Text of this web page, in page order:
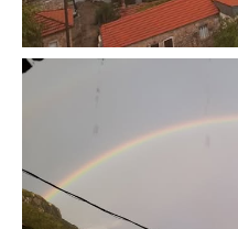
Παλιές Φωτογραφίες του 1930
Πετρόκτιστα Σπίτια - Εκκλησίες
Πανοραμικές φωτογραφίες